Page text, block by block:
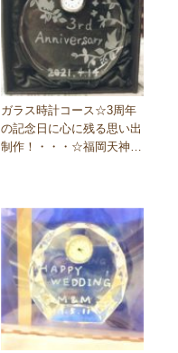
ガラス時計コース☆3周年
の記念日に心に残る思い出
制作！・・・☆福岡天神教